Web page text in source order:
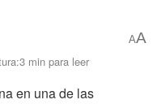
min para leer
AA
en una de las